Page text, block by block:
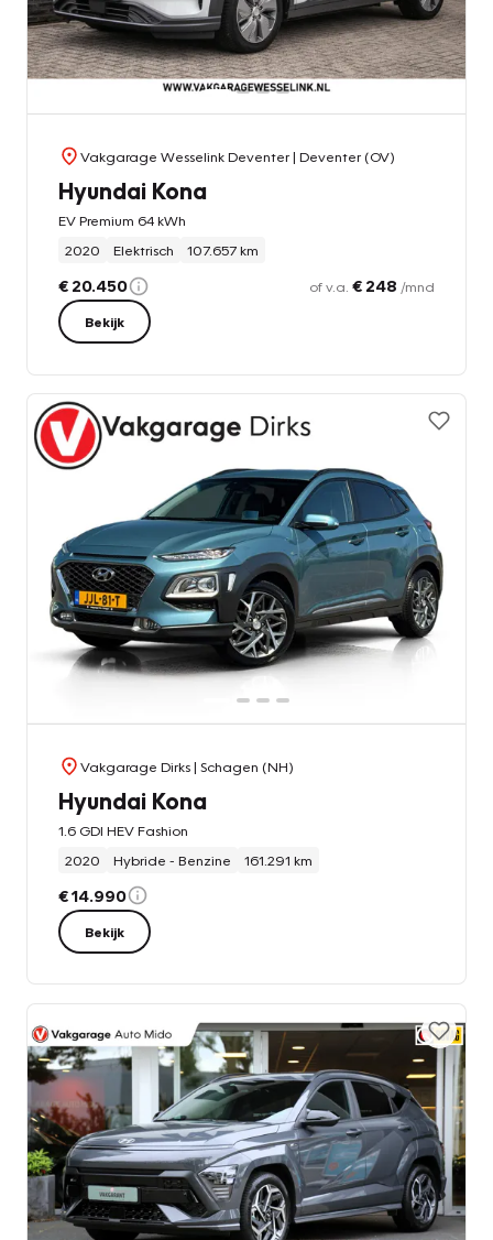
Vakgarage Wesselink Deventer| Deventer (OV)
Hyundai Kona
EV Premium 64 kWh
2020
Elektrisch 107.657 km
€ 20.450 of v.a. € 248 /mnd
Bekijk
Vakgarage Dirks| Schagen (NH)
Hyundai Kona
1.6 GDI HEV Fashion
2020
Hybride - Benzine 161.291 km
€ 14.990
Bekijk